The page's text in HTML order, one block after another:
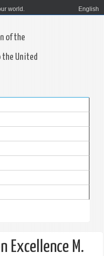
world. English
of the
the United
Excellence M.